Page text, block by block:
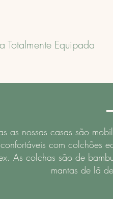
Totalmente Equipada
as nossas casas são
com colchões
As colchas são de
mantas de lã